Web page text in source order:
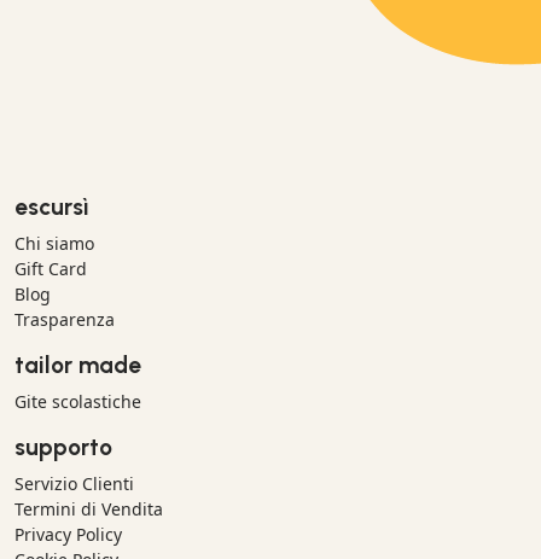
escursì
Chi siamo
Gift Card
Blog
Trasparenza
tailor made
Gite scolastiche
supporto
Servizio Clienti
Termini di Vendita
Privacy Policy